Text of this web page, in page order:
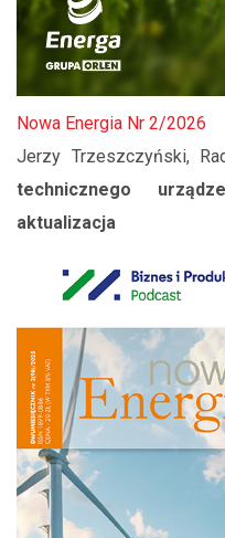
Nowa Energia Nr 2/2026
Jerzy Trzeszczyński,
technicznego
aktualizacja